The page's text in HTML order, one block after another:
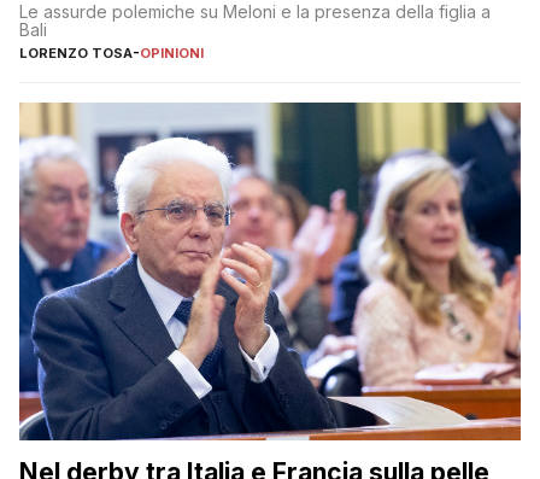
Le assurde polemiche su Meloni e la presenza della figlia a
Bali
LORENZO TOSA-OPINIONI
Nel derby tra Italia e Francia sulla pelle